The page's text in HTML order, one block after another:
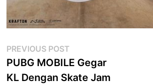
Post
navigation
PREVIOUS POST
post:
PUBG MOBILE Gegar
KL Dengan Skate Jam